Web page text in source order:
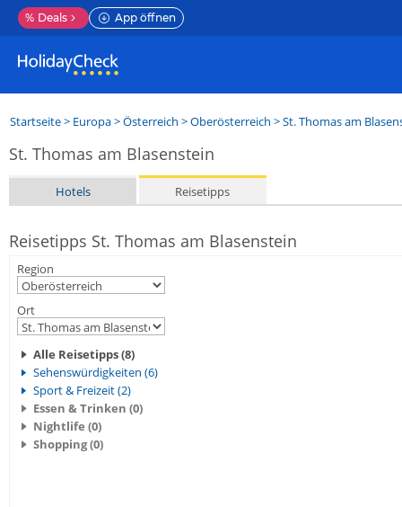
% Deals App öffnen
Startseite> Europa>Österreich >Oberösterreich >St. Thomas am
St. Thomas am Blasenstein
Hotels Reisetipps
Reisetipps St. Thomas am Blasenstein
Region
Ort
Alle Reisetipps (8)
Sehenswürdigkeiten (6)
Sport & Freizeit (2)
Essen & Trinken (0)
Nightlife (0)
Shopping (0)